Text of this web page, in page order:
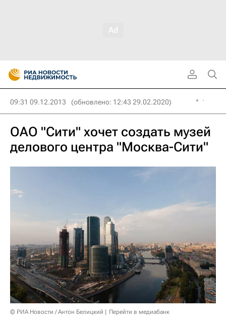
09:31 09.12.2013 (обновлено: 12:43 29.02.2020)
ОАО "Сити" хочет создать музей
делового центра "Москва-Сити"
© РИА Новости / Антон Белицкий Перейти в медиабанк